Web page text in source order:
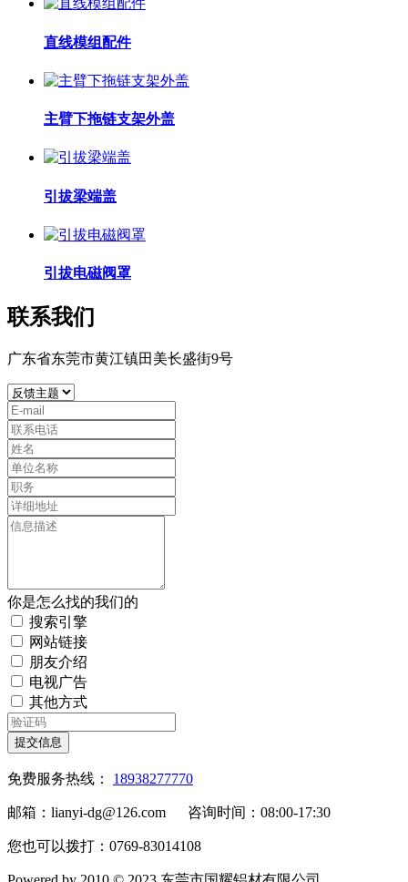
直线模组配件
主臂下拖链支架外盖
引拔梁端盖
引拔电磁阀罩
联系我们
广东省东莞市黄江镇田美长盛街9号
你是怎么找的我们的
搜索引擎
网站链接
朋友介绍
电视广告
其他方式
提交信息
免费服务热线： 18938277770
邮箱：lianyi-dg@126.com 咨询时间：08:00-17:30
您也可以拨打：0769-83014108